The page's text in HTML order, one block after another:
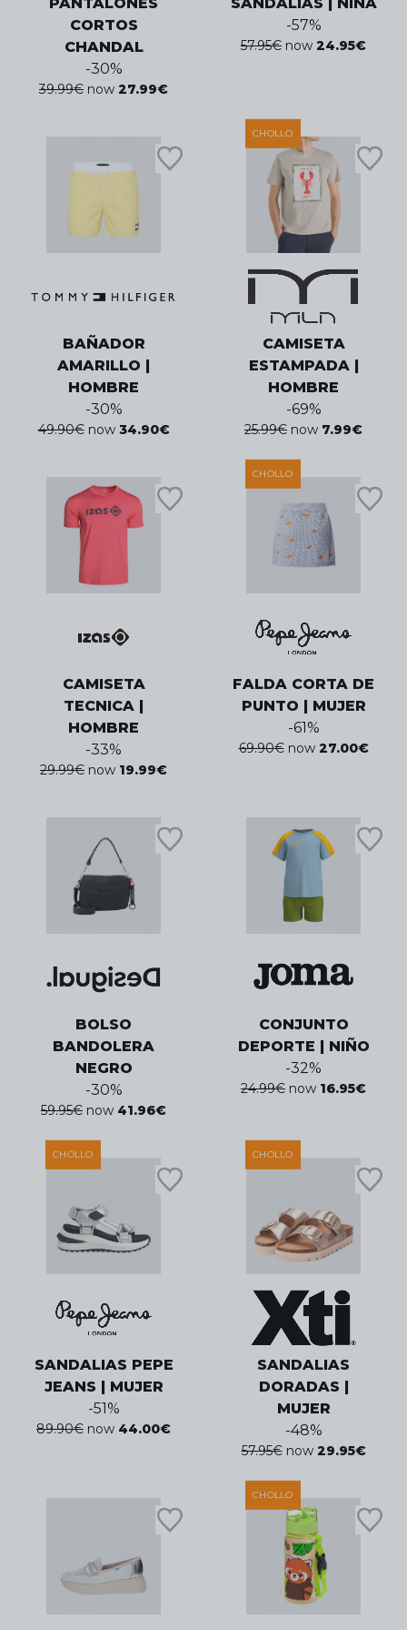
CORTOS
CHANDAL
-30%
39.99€ now 27.99€
-57%
57.95€ now 24.95€
BAÑADOR
AMARILLO |
HOMBRE
-30%
49.90€ now 34.90€
CHOLLO
CAMISETA
ESTAMPADA |
HOMBRE
-69%
25.99€ now 7.99€
CAMISETA
TECNICA |
HOMBRE
-33%
29.99€ now 19.99€
CHOLLO
FALDA CORTA DE
PUNTO | MUJER
-61%
69.90€ now 27.00€
BOLSO
BANDOLERA
NEGRO
-30%
59.95€ now 41.96€
CONJUNTO
DEPORTE | NIÑO
-32%
24.99€ now 16.95€
CHOLLO
SANDALIAS PEPE
JEANS | MUJER
-51%
89.90€ now 44.00€
CHOLLO
SANDALIAS
DORADAS |
MUJER
-48%
57.95€ now 29.95€
CHOLLO